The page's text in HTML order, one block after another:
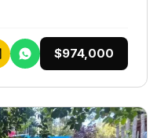
$974,000